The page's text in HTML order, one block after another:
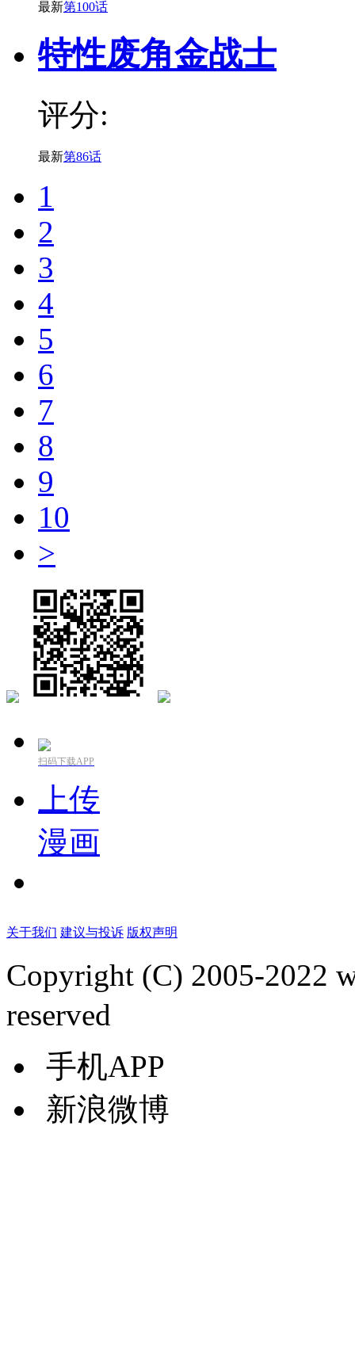
最新第100话
特性废角金战士
评分:
最新第86话
1
2
3
4
5
6
7
8
9
10
>
扫码下载APP
上传
漫画
关于我们 建议与投诉 版权声明
Copyright (C) 2005-2022
reserved
手机APP
新浪微博